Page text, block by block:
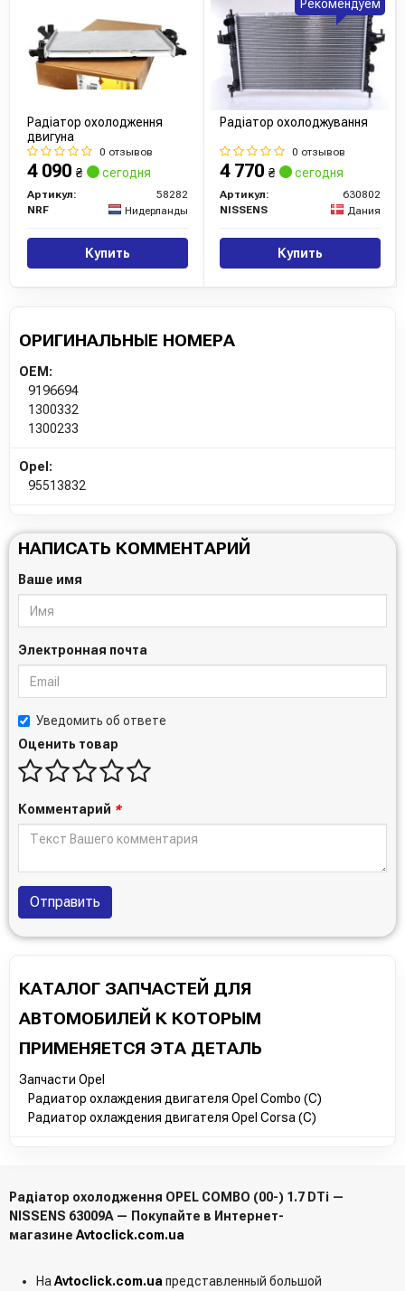
Радіатор охолодження
двигуна
0 отзывов
4 090 ₴ сегодня
Артикул:
58282
NRF
Нидерланды
Купить
Радіатор охолоджування
0 отзывов
4 770 ₴ сегодня
Артикул:
630802
NISSENS
Дания
Купить
Рекомендуем
ОРИГИНАЛЬНЫЕ НОМЕРА
OEM:
9196694
1300332
1300233
Opel:
95513832
НАПИСАТЬ КОММЕНТАРИЙ
Ваше имя
Электронная почта
Уведомить об ответе
Оценить товар
Комментарий *
Отправить
КАТАЛОГ ЗАПЧАСТЕЙ ДЛЯ
АВТОМОБИЛЕЙ К КОТОРЫМ
ПРИМЕНЯЕТСЯ ЭТА ДЕТАЛЬ
Запчасти Opel
Радиатор охлаждения двигателя Opel Combo (C)
Радиатор охлаждения двигателя Opel Corsa (C)
Радіатор охолодження OPEL COMBO (00-) 1.7 DTi —
NISSENS 63009A — Покупайте в Интернет-
магазине Avtoclick.com.ua
На Avtoclick.com.ua представленный большой